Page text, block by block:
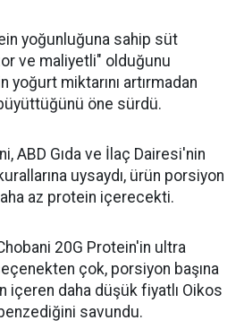
yoğunluğuna sahip süt
ve maliyetli" olduğunu
yoğurt miktarını artırmadan
öne sürdü.
ABD Gıda ve İlaç Dairesi'nin
uysaydı, ürün porsiyon
az protein içerecekti.
20G Protein'in ultra
çok, porsiyon başına
içeren daha düşük fiyatlı Oikos
savundu.